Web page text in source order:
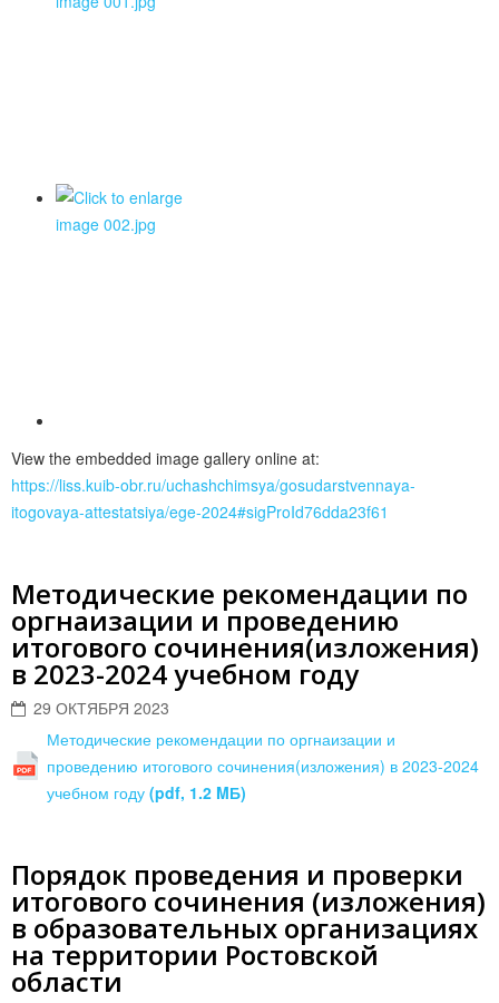
View the embedded image gallery online at:
https://liss.kuib-obr.ru/uchashchimsya/gosudarstvennaya-
itogovaya-attestatsiya/ege-2024#sigProId76dda23f61
Методические рекомендации по
оргнаизации и проведению
итогового сочинения(изложения)
в 2023-2024 учебном году
29 ОКТЯБРЯ 2023
Методические рекомендации по оргнаизации и
проведению итогового сочинения(изложения) в 2023-2024
учебном году (pdf, 1.2 MБ)
Порядок проведения и проверки
итогового сочинения (изложения)
в образовательных организациях
на территории Ростовской
области